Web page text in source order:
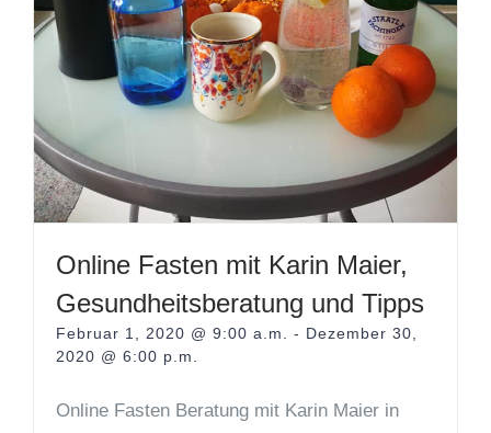
Online Fasten mit Karin Maier,
Gesundheitsberatung und Tipps
Februar 1, 2020 @ 9:00 a.m. - Dezember 30,
2020 @ 6:00 p.m.
Online Fasten Beratung mit Karin Maier in